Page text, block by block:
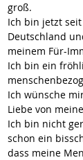
groß.
Ich bin jetzt
Deutschland
meinem Für-
Ich bin ein
Ich wünsche
Liebe von
Ich bin nicht
schon ein
dass meine